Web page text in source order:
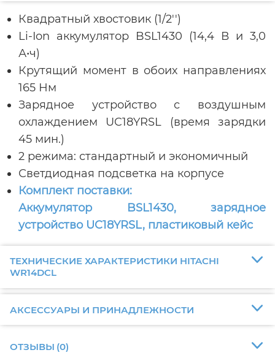
Квадратный хвостовик (1/2'')
Li-Ion аккумулятор BSL1430 (14,4 В и 3,0
А•ч)
Крутящий момент в обоих направлениях
165 Нм
Зарядное устройство с воздушным
охлаждением UC18YRSL (время зарядки
45 мин.)
2 режима: стандартный и экономичный
Светдиодная подсветка на корпусе
Комплект поставки:
Аккумулятор BSL1430, зарядное
устройство UC18YRSL, пластиковый кейс
ТЕХНИЧЕСКИЕ ХАРАКТЕРИСТИКИ HITACHI
WR14DCL
АКСЕССУАРЫ И ПРИНАДЛЕЖНОСТИ
ОТЗЫВЫ (0)